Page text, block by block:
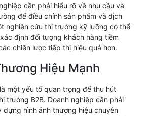
cần phải hiểu rõ về nhu cầu và
để điều chỉnh sản phẩm và dịch
nghiên cứu thị trường kỹ lưỡng có thể
định đối tượng khách hàng tiềm
chiến lược tiếp thị hiệu quả hơn.
Hiệu Mạnh
một yếu tố quan trọng để thu hút
trường B2B. Doanh nghiệp cần phải
hình ảnh thương hiệu chuyên